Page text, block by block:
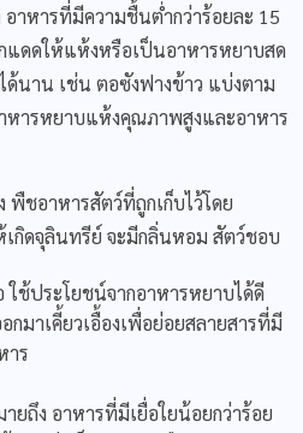
อาหารที่มีความชื้นต่ำกว่าร้อยละ 15
แดดให้แห้งหรือเป็นอาหารหยาบสด
ด้นาน เช่น ตอซังฟางข้าว แบ่งตาม
ารหยาบแห้งคุณภาพสูงและอาหาร
พืชอาหารสัตว์ที่ถูกเก็บไว้โดย
เกิดจุลินทรีย์ จะมีกลิ่นหอม สัตว์ชอบ
ใช้ประโยชน์จากอาหารหยาบได้ดี
มาเคี้ยวเอื้องเพื่อย่อยสลายสารที่มี
าร
ยถึง อาหารที่มีเยื่อใยน้อยกว่าร้อย